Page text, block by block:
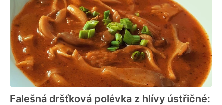
Falešná dršťková polévka z hlívy ústřičné: